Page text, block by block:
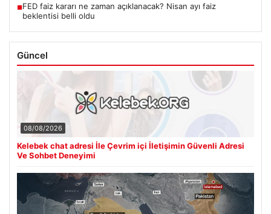
■FED faiz kararı ne zaman açıklanacak? Nisan ayı faiz
beklentisi belli oldu
Güncel
08/08/2026
Kelebek chat adresi İle Çevrim içi İletişimin Güvenli Adresi
Ve Sohbet Deneyimi